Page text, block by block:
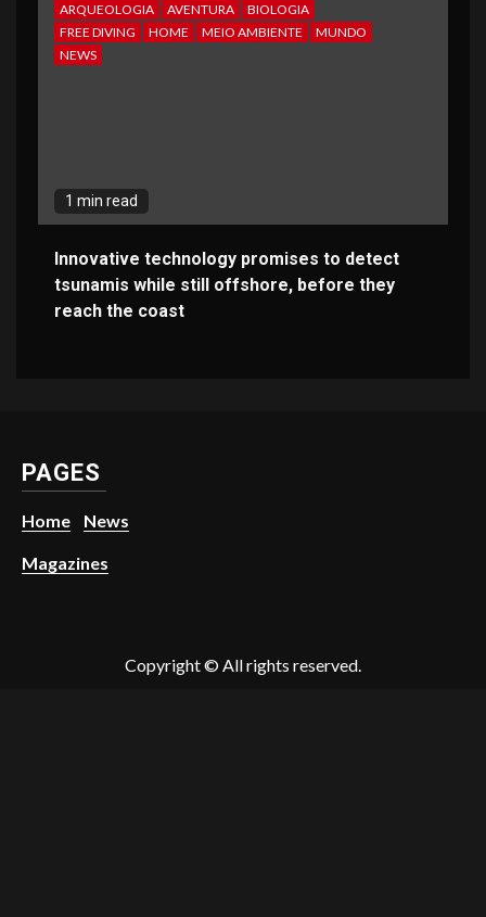
ARQUEOLOGIA AVENTURA
BIOLOGIA
FREE DIVING
HOME MEIO AMBIENTE
MUNDO
NEWS
1 min read
Innovative technology promises to detect
tsunamis while still offshore, before they
reach the coast
PAGES
Home News
Magazines
Copyright © All rights reserved.